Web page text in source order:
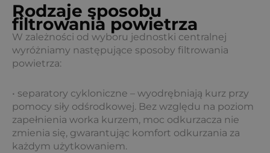
Rodzaje sposobu
filtrowania powietrza
W zależności od wyboru jednostki centralnej
wyróżniamy następujące sposoby filtrowania
powietrza:
• separatory cykloniczne – wyodrębniają kurz przy
pomocy siły odśrodkowej. Bez względu na poziom
zapełnienia worka kurzem, moc odkurzacza nie
zmienia się, gwarantując komfort odkurzania za
każdym użytkowaniem.